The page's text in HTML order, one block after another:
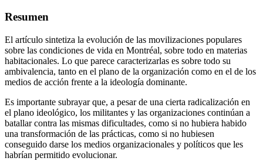
Resumen
El artículo sintetiza la evolución de las movilizaciones populares
sobre las condiciones de vida en Montréal, sobre todo en materias
habitacionales. Lo que parece caracterizarlas es sobre todo su
ambivalencia, tanto en el plano de la organización como en el de los
medios de acción frente a la ideología dominante.
Es importante subrayar que, a pesar de una cierta radicalización en
el plano ideológico, los militantes y las organizaciones continúan a
batallar contra las mismas dificultades, como si no hubiera habido
una transformación de las prácticas, como si no hubiesen
conseguido darse los medios organizacionales y políticos que les
habrían permitido evolucionar.